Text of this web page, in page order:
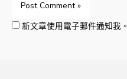
新文章使用電子郵件通知我。